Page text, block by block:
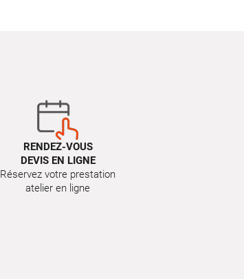
RENDEZ-VOUS
DEVIS EN LIGNE
Réservez votre prestation
atelier en ligne